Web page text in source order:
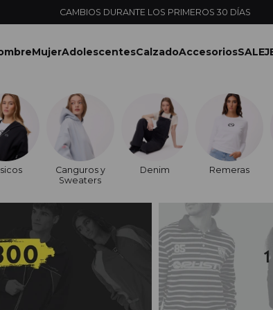
ENVÍOS EXPRESS EN MONTEVIDEO CON PEDIDOS YA
MujerAdolescentesCalzadoAccesoriosSALE
Canguros y
Sweaters
Denim Remeras